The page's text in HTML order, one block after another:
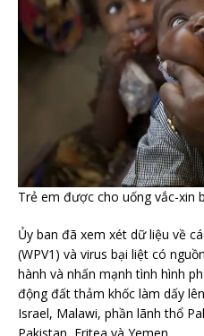
Trẻ em được cho uống vắc-xin
Ủy ban đã xem xét dữ liệu về
(WPV1) và virus bại liệt có
hành và nhấn mạnh tình hình
động đất thảm khốc làm dấy
Israel, Malawi, phần lãnh thổ